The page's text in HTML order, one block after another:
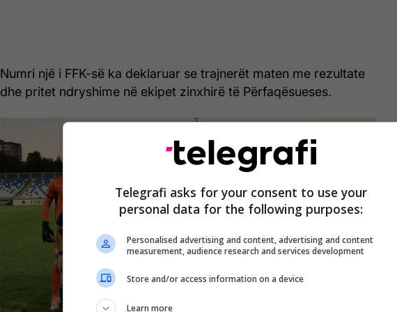
Numri një i FFK-së ka deklaruar se trajnerët maten me rezultate
dhe pritet ndryshime në ekipet zinxhirë të Përfaqësueses.
Telegrafi asks for your consent to use your
personal data for the following purposes:
Personalised advertising and content, advertising and content
measurement, audience research and services development
Store and/or access information on a device
Learn more